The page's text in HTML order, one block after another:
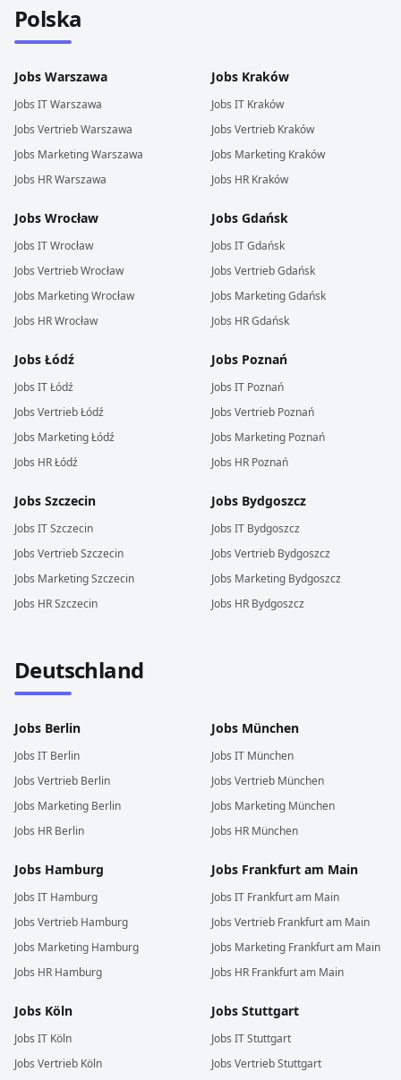
Polska
Jobs Warszawa
Jobs ITWarszawa
Jobs VertriebWarszawa
Jobs MarketingWarszawa
Jobs HRWarszawa
Jobs Kraków
Jobs IT Kraków
Jobs Vertrieb Kraków
Jobs Marketing Kraków
Jobs HR Kraków
Jobs Wrocław
Jobs ITWrocław
Jobs VertriebWrocław
Jobs MarketingWrocław
Jobs HRWrocław
Jobs Gdańsk
Jobs ITGdańsk
Jobs VertriebGdańsk
Jobs MarketingGdańsk
Jobs HRGdańsk
Jobs Łódź
Jobs ITŁódź
Jobs VertriebŁódź
Jobs MarketingŁódź
Jobs HRŁódź
Jobs Poznań
Jobs IT Poznań
Jobs Vertrieb Poznań
Jobs Marketing Poznań
Jobs HR Poznań
Jobs Szczecin
Jobs ITSzczecin
Jobs VertriebSzczecin
Jobs MarketingSzczecin
Jobs HRSzczecin
Jobs Bydgoszcz
Jobs IT Bydgoszcz
Jobs Vertrieb Bydgoszcz
Jobs Marketing Bydgoszcz
Jobs HR Bydgoszcz
Deutschland
Jobs Berlin
Jobs IT Berlin
Jobs Vertrieb Berlin
Jobs Marketing Berlin
Jobs HR Berlin
Jobs München
Jobs IT München
Jobs Vertrieb München
Jobs Marketing München
Jobs HR München
Jobs Hamburg
Jobs IT Hamburg
Jobs Vertrieb Hamburg
Jobs Marketing Hamburg
Jobs HR Hamburg
Jobs Frankfurt am Main
Jobs IT Frankfurt am Main
Jobs Vertrieb Frankfurt am Main
Jobs Marketing Frankfurt am Main
Jobs HR Frankfurt am Main
Jobs Köln
Jobs IT Köln
Jobs Vertrieb Köln
Jobs Stuttgart
Jobs ITStuttgart
Jobs VertriebStuttgart